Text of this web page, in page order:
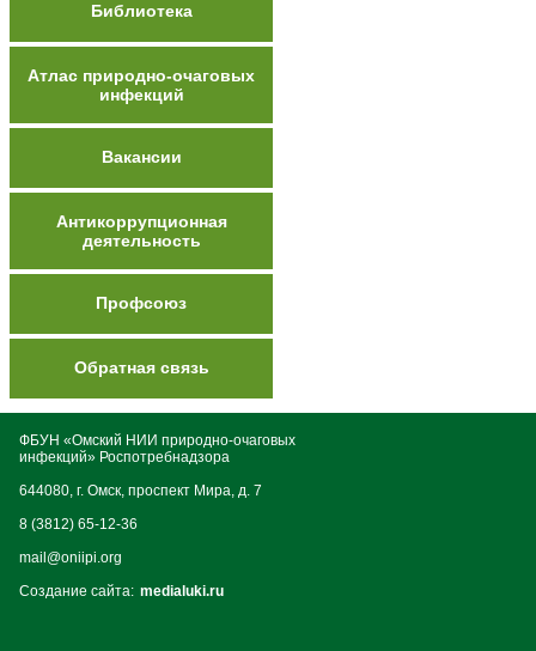
Библиотека
Атлас природно-очаговых
инфекций
Вакансии
Антикоррупционная
деятельность
Профсоюз
Обратная связь
ФБУН «Омский НИИ природно-очаговых
инфекций» Роспотребнадзора
644080, г. Омск, проспект Мира, д. 7
8 (3812) 65-12-36
mail@oniipi.org
Создание сайта: medialuki.ru